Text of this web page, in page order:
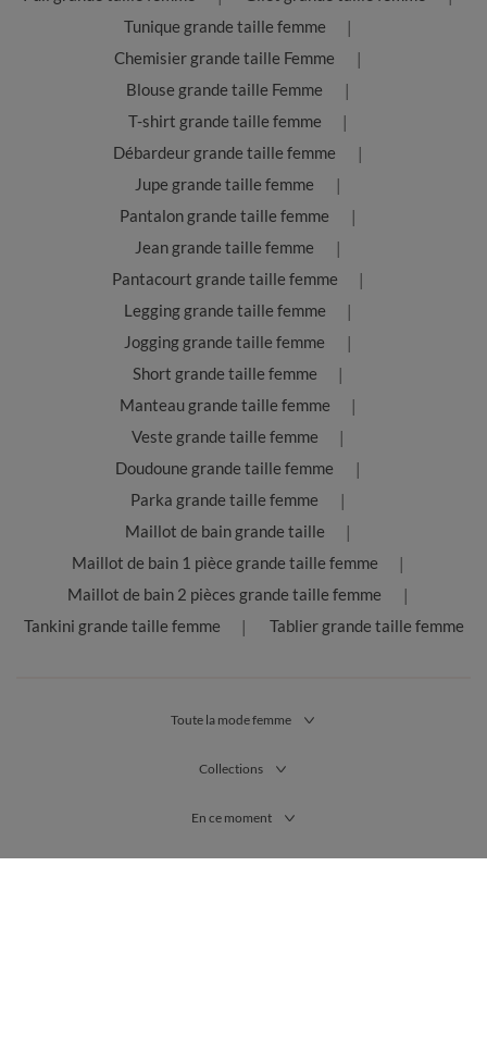
Tunique grande taille femme
Chemisier grande taille Femme
Blouse grande taille Femme
T-shirt grande taille femme
Débardeur grande taille femme
Jupe grande taille femme
Pantalon grande taille femme
Jean grande taille femme
Pantacourt grande taille femme
Legging grande taille femme
Jogging grande taille femme
Short grande taille femme
Manteau grande taille femme
Veste grande taille femme
Doudoune grande taille femme
Parka grande taille femme
Maillot de bain grande taille
Maillot de bain 1 pièce grande taille femme
Maillot de bain 2 pièces grande taille femme
Tankini grande taille femme
Tablier grande taille femme
Toute la mode femme
Collections
En ce moment